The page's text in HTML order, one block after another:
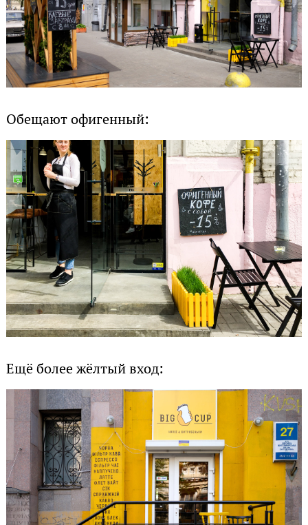
Обещают офигенный:
Ещё более жёлтый вход: